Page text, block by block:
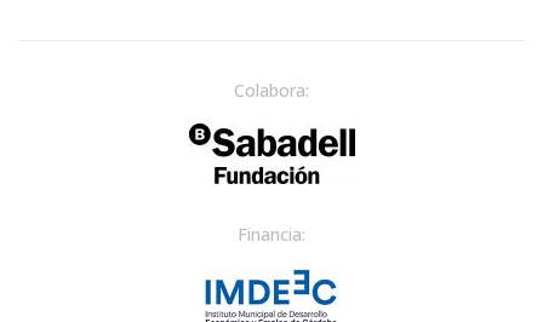
Colabora:
Financia: